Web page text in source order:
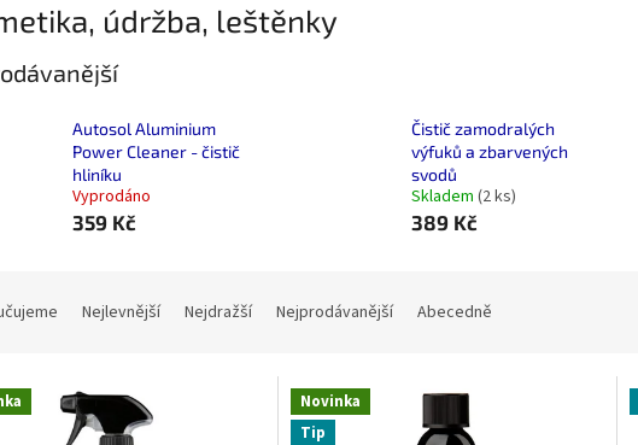
údržba, leštěnky
Autosol Aluminium
Power Cleaner - čistič
hliníku
Vyprodáno
359 Kč
Čistič zamodralých
výfuků a zbarvených
svodů
Skladem (2 ks)
389 Kč
Nejlevnější Nejdražší Nejprodávanější Abecedně
Novinka
Tip